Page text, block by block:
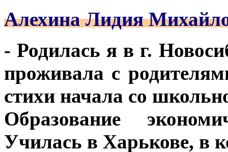
Алехина Лидия
- Родилась я в г.
проживала с
стихи начала со
Образование
Училась в Харькове, в